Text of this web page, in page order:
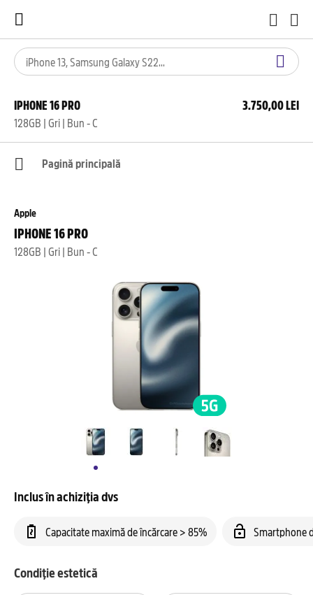
IPHONE 16 PRO
128GB | Gri | Bun - C
3.750,00 LEI
Pagină principală
Apple
IPHONE 16 PRO
128GB | Gri | Bun - C
Inclus în achiziția dvs
Capacitate maximă de încărcare > 85% Smartphone
Condiție estetică